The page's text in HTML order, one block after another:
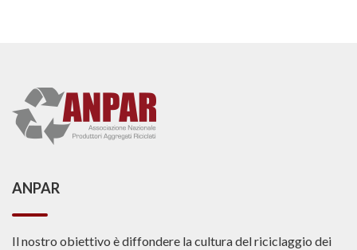
ANPAR
Il nostro obiettivo è diffondere la cultura del riciclaggio dei